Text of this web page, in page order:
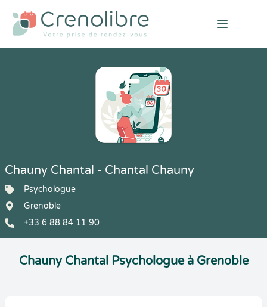
Open
Chauny Chantal - Chantal Chauny
Psychologue
Grenoble
+33 6 88 84 11 90
Chauny Chantal Psychologue à Grenoble